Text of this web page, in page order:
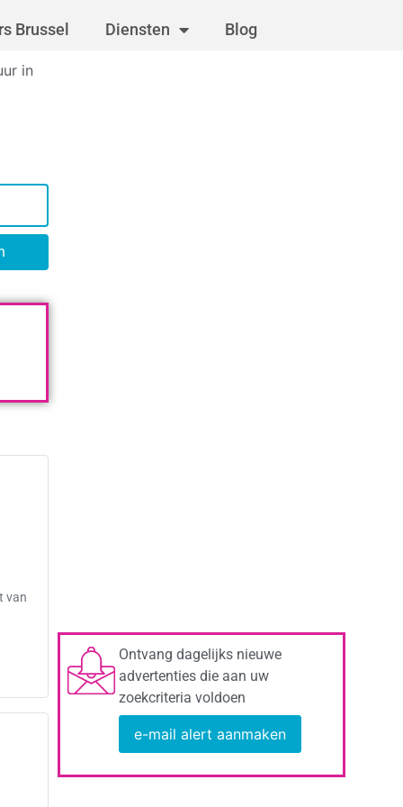
Brussel Diensten Blog
in
van
Ontvang dagelijks nieuwe
advertenties die aan uw
zoekcriteria voldoen
e-mail alert aanmaken